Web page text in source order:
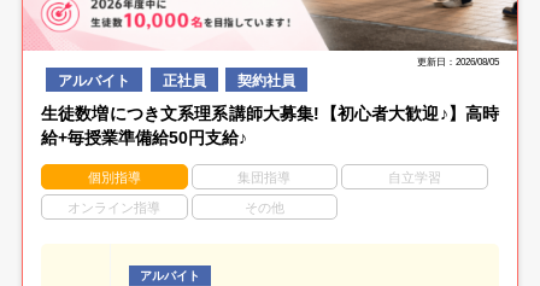
更新日：2026/08/05
アルバイト 正社員 契約社員
生徒数増につき文系理系講師大募集!【初心者大歓迎♪】高時
給+毎授業準備給50円支給♪
個別指導 集団指導 自立学習
オンライン指導 その他
アルバイト